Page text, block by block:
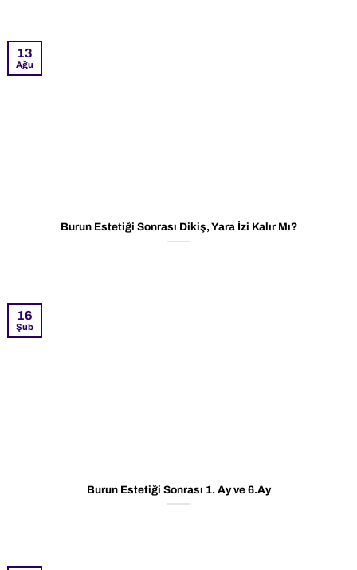
Burun Estetiği Sonrası Dikiş, Yara İzi Kalır Mı?
13
Ağu
Burun Estetiği Sonrası 1. Ay ve 6.Ay
16
Şub